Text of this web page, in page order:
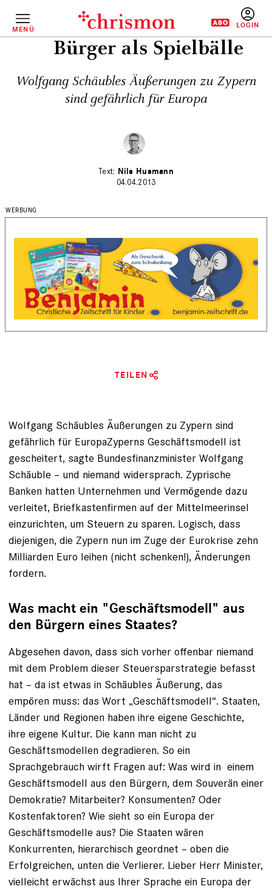
InhaltMENÜ
Bürger als Spielbälle
Wolfgang Schäubles Äußerungen zu Zypern
sind gefährlich für Europa
Nils Husmann
04.04.2013
TEILEN
Wolfgang Schäubles Äußerungen zu Zypern sind
gefährlich für EuropaZyperns Geschäftsmodell ist
gescheitert, sagte Bundesfinanzminister Wolfgang
Schäuble – und niemand widersprach. Zyprische
Banken hatten Unternehmen und Vermögende dazu
verleitet, Briefkastenfirmen auf der Mittelmeerinsel
einzurichten, um Steuern zu sparen. Logisch, dass
diejenigen, die Zypern nun im Zuge der Eurokrise zehn
Milliarden Euro leihen (nicht schenken!), Änderungen
fordern.
Was macht ein "Geschäftsmodell" aus
den Bürgern eines Staates?
Abgesehen davon, dass sich vorher offenbar niemand
mit dem Problem dieser Steuersparstrategie befasst
hat – da ist etwas in Schäubles Äußerung, das
empören muss: das Wort „Geschäftsmodell“. Staaten,
Länder und Regionen haben ihre eigene Geschichte,
ihre eigene Kultur. Die kann man nicht zu
Geschäftsmodellen degradieren. So ein
Sprachgebrauch wirft Fragen auf: Was wird in einem
Geschäftsmodell aus den Bürgern, dem Souverän einer
Demokratie? Mitarbeiter? Konsumenten? Oder
Kostenfaktoren? Wie sieht so ein Europa der
Geschäftsmodelle aus? Die Staaten wären
Konkurrenten, ­hierarchisch geordnet – oben die
Erfolgreichen, unten die ­Verlierer. Lieber Herr Minister,
vielleicht erwächst aus Ihrer Sprache ein Europa der